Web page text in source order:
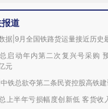
道
据|9月全国铁路货运量接近历史
启动年内第二次复兴号采购
元
铁总欲夺第二条民资控股高铁建
上半年亏损幅度创新低 客货收